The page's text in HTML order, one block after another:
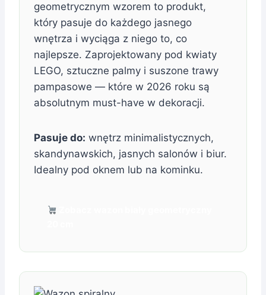
geometrycznym wzorem to produkt,
który pasuje do każdego jasnego
wnętrza i wyciąga z niego to, co
najlepsze. Zaprojektowany pod kwiaty
LEGO, sztuczne palmy i suszone trawy
pampasowe — które w 2026 roku są
absolutnym must-have w dekoracji.
Pasuje do: wnętrz minimalistycznych,
skandynawskich, jasnych salonów i biur.
Idealny pod oknem lub na kominku.